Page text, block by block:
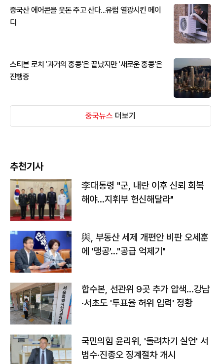
중국산 에어콘을 웃돈 주고 산다...유럽 열광시킨 메이
디
스티븐 로치 '과거의 홍콩'은 끝났지만 '새로운 홍콩'은
진행중
중국뉴스 더보기
추천기사
李대통령 "군, 내란 이후 신뢰 회복
해야…지휘부 헌신해달라"
與, 부동산 세제 개편안 비판 오세훈
에 '맹공'…"공급 억제기"
합수본, 선관위 9곳 추가 압색…강남
·서초도 '투표율 허위 입력' 정황
국민의힘 윤리위, '돌려차기 실언' 서
범수·진종오 징계절차 개시